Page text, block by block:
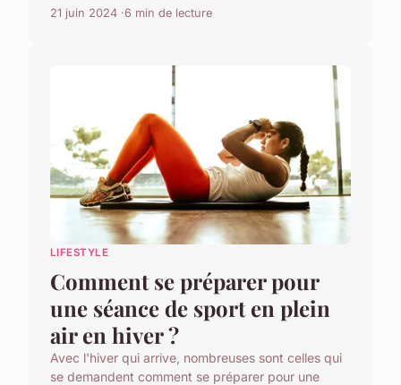
21 juin 2024 6 min de lecture
LIFESTYLE
Comment se préparer pour
une séance de sport en plein
air en hiver ?
Avec l'hiver qui arrive, nombreuses sont celles qui
se demandent comment se préparer pour une